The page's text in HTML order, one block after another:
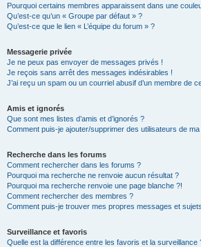
Pourquoi certains membres apparaissent dans une
Qu’est-ce qu’un « Groupe par défaut » ?
Qu’est-ce que le lien « L’équipe du forum » ?
Messagerie privée
Je ne peux pas envoyer de messages privés !
Je reçois sans arrêt des messages indésirables !
J’ai reçu un spam ou un courriel abusif d’un membre de
Amis et ignorés
Que sont mes listes d’amis et d’ignorés ?
Comment puis-je ajouter/supprimer des utilisateurs de ma
Recherche dans les forums
Comment rechercher dans les forums ?
Pourquoi ma recherche ne renvoie aucun résultat ?
Pourquoi ma recherche renvoie une page blanche ?!
Comment rechercher des membres ?
Comment puis-je trouver mes propres messages et
Surveillance et favoris
Quelle est la différence entre les favoris et la surveillance